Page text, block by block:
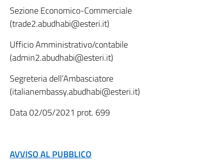
Sezione Economico-Commerciale
(trade2.abudhabi@esteri.it)
Ufficio Amministrativo/contabile
(admin2.abudhabi@esteri.it)
Segreteria dell’Ambasciatore
(italianembassy.abudhabi@esteri.it)
Data 02/05/2021 prot. 699
AVVISO AL PUBBLICO